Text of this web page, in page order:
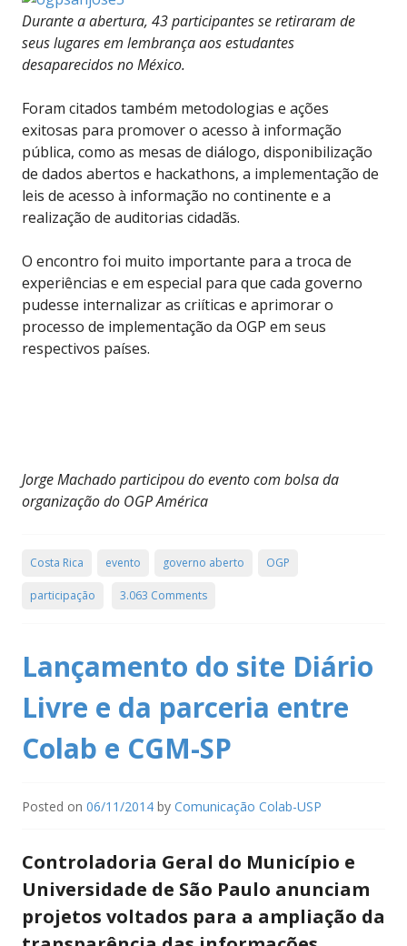
Durante a abertura, 43 participantes se retiraram de
seus lugares em lembrança aos estudantes
desaparecidos no México.
Foram citados também metodologias e ações
exitosas para promover o acesso à informação
pública, como as mesas de diálogo, disponibilização
de dados abertos e hackathons, a implementação de
leis de acesso à informação no continente e a
realização de auditorias cidadãs.
O encontro foi muito importante para a troca de
experiências e em especial para que cada governo
pudesse internalizar as criíticas e aprimorar o
processo de implementação da OGP em seus
respectivos países.
Jorge Machado participou do evento com bolsa da
organização do OGP América
Costa Rica evento governo aberto OGP
participação 3.063 Comments
Lançamento do site Diário
Livre e da parceria entre
Colab e CGM-SP
Posted on 06/11/2014 by Comunicação Colab-USP
Controladoria Geral do Município e
Universidade de São Paulo anunciam
projetos voltados para a ampliação da